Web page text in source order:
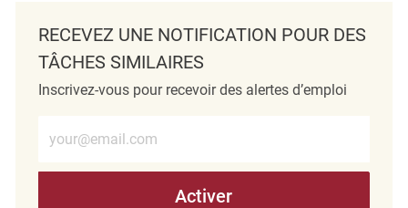
RECEVEZ UNE NOTIFICATION POUR DES
TÂCHES SIMILAIRES
Inscrivez-vous pour recevoir des alertes d’emploi
Activer